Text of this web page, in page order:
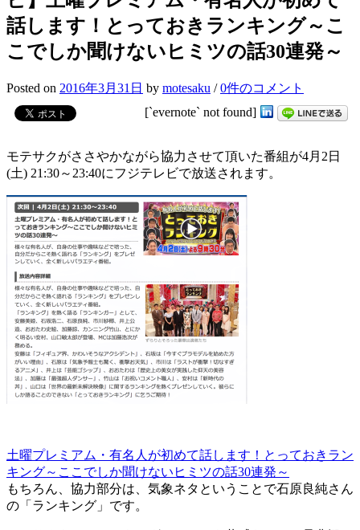
話します！とっておきランキング～こ
こでしか聞けないヒミツの話30連発～
Posted on 2016年3月31日 by motesaku /0件のコメント
[`evernote` not found]
モテサクがささやかながら協力させて頂いた番組が4月2 日
(土) 21:30～23:40にフジテレビで放送されます。
土曜プレミ アム・有名人が初めて話します！とっておきラン
キング～ ここでしか聞けないヒミツの話30連発～
もちろん、協力部分は、気象ネタということで石原良純さ ん
の「ランキング」です。